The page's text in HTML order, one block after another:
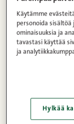
Käytämme
personoida sisältöä
ominaisuuksia ja
tavastasi käyttää
ja
Hylkää